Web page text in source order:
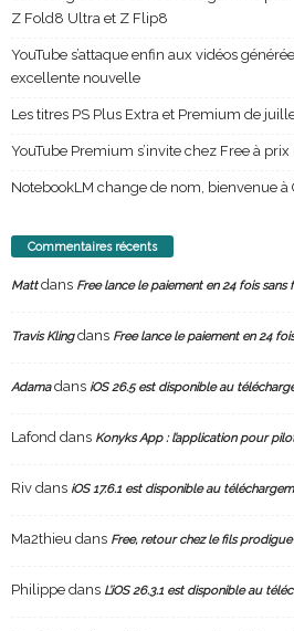
Z Fold8 Ultra et Z Flip8
YouTube s’attaque enfin aux vidéos
excellente nouvelle
Les titres PS Plus Extra et Premium de
YouTube Premium s’invite chez Free à
NotebookLM change de nom, bienvenue à
Commentaires récents
Mattdans Free lance le paiement en 24 fois sans
Travis Klingdans Free lance le paiement en 24
Adamadans iOS 26.5 est disponible au
Lafond dans Konyks App : l’application pour
Riv dans iOS 17.6.1 est disponible au
Ma2thieu dans Free, retour chez le fils
Philippe dans L’iOS 26.3.1 est disponible au